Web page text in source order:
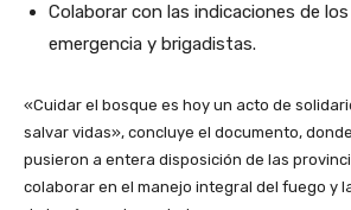
Colaborar con las indicaciones de
emergencia y brigadistas.
«Cuidar el bosque es hoy un acto de
salvar vidas», concluye el documento,
pusieron a entera disposición de las
colaborar en el manejo integral del fuego y